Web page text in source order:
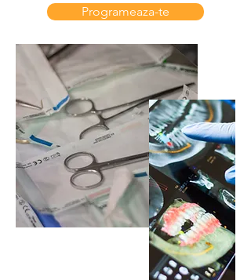
Programeaza-te